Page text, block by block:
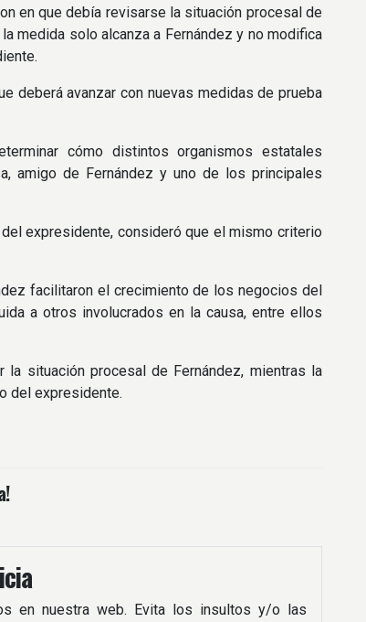
en que debía revisarse la situación procesal de
medida solo alcanza a Fernández y no modifica
deberá avanzar con nuevas medidas de prueba
cómo distintos organismos estatales
amigo de Fernández y uno de los principales
expresidente, consideró que el mismo criterio
facilitaron el crecimiento de los negocios del
a otros involucrados en la causa, entre ellos
situación procesal de Fernández, mientras la
del expresidente.
en nuestra web. Evita los insultos y/o las